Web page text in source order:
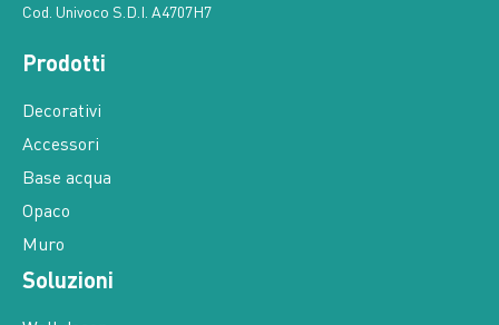
Accessori
Base acqua
Opaco
Muro
Soluzioni